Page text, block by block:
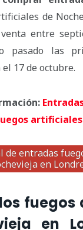
de
entre
pasado las
17 de octubre.
artificiales
de entradas
en
en